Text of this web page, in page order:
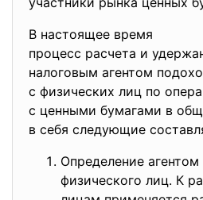
В настоящее время
процесс расчета и
налоговым агентом
с физических лиц по
с ценными бумагами в
в себя следующие
Определение агентом
физического лиц. К